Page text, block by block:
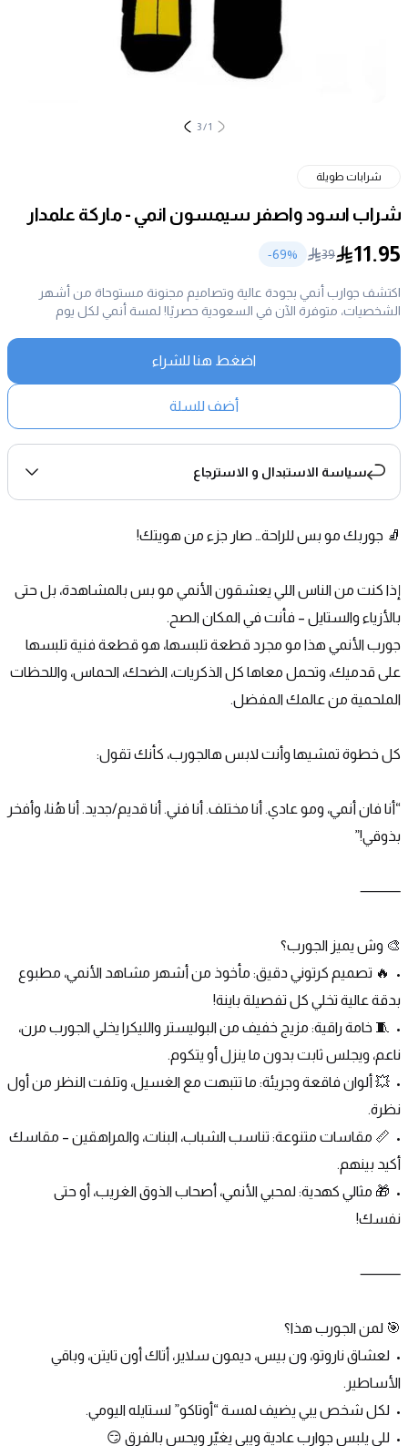
1
/
3
شرابات طويلة
شراب اسود واصفر سيمسون انمي - ماركة علمدار
11.95
39
69%-
اكتشف جوارب أنمي بجودة عالية وتصاميم مجنونة مستوحاة من أشهر
الشخصيات، متوفرة الآن في السعودية حصريًا! لمسة أنمي لكل يوم
اضغط هنا للشراء
أضف للسلة
سياسة الاستبدال و الاسترجاع
🧦 جوربك مو بس للراحة… صار جزء من هويتك!
بالأزياء والستايل – فأنت في المكان الصح.
الملحمية من عالمك المفضل.
كل خطوة تمشيها وأنت لابس هالجورب، كأنك تقول:
بذوقي!”
⸻
🎨 وش يميز الجورب؟
بدقة عالية تخلي كل تفصيلة باينة!
ناعم، ويجلس ثابت بدون ما ينزل أو يتكوم.
نظرة.
أكيد بينهم.
نفسك!
⸻
🎯 لمن الجورب هذا؟
الأساطير.
•	لكل شخص يبي يضيف لمسة “أوتاكو” لستايله اليومي.
•	للي يلبس جوارب عادية ويبي يغيّر ويحس بالفرق 😏